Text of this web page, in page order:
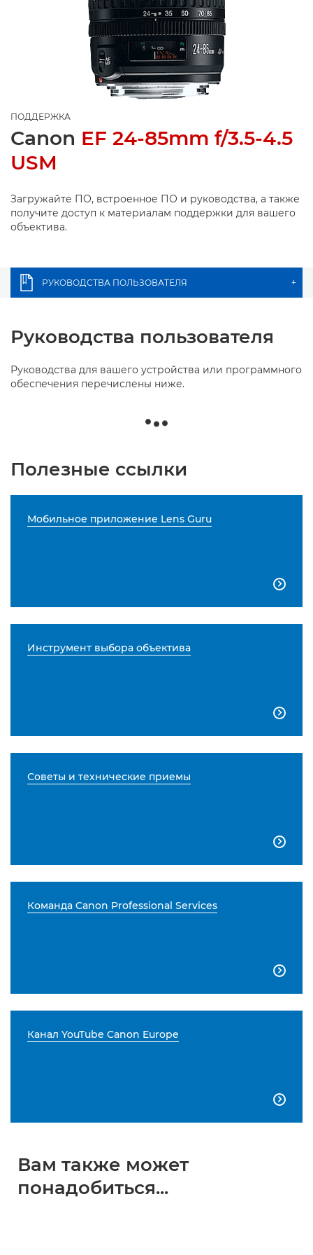
ПОДДЕРЖКА
Canon EF 24-85mm f/3.5-4.5
USM
Загружайте ПО, встроенное ПО и руководства, а также
получите доступ к материалам поддержки для вашего
объектива.
РУКОВОДСТВА ПОЛЬЗОВАТЕЛЯ +
Руководства пользователя
Руководства для вашего устройства или программного
обеспечения перечислены ниже.
Полезные ссылки
Мобильное приложение Lens Guru

Инструмент выбора объектива

Советы и технические приемы

Команда Canon Professional Services

Канал YouTube Canon Europe

Вам также может
понадобиться...